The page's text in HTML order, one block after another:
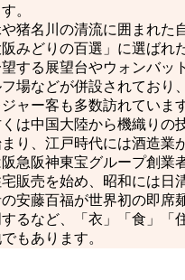
。
猪名川の清流に囲まれた
みどりの百選」に選ばれ
する展望台やウォンバッ
場などが併設されており
ャー客も多数訪れています
は中国大陸から機織りの
り、江戸時代には酒造業
急阪神東宝グループ創業
販売を始め、昭和には日
安藤百福が世界初の即席
るなど、「衣」「食」「
もあります。